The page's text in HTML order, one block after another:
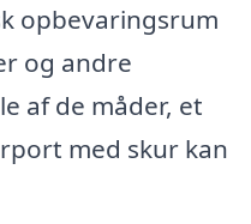
opbevaringsrum
og andre
af de måder, et
med skur kan